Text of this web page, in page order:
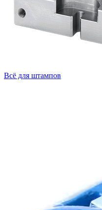
Всё для штампов